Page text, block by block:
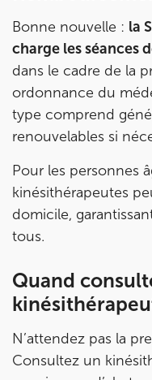
Bonne nouvelle : la
charge les séances
dans le cadre de la
ordonnance du
type comprend
renouvelables si
Pour les personnes
kinésithérapeutes
domicile,
tous.
Quand
N’attendez pas la
Consultez un